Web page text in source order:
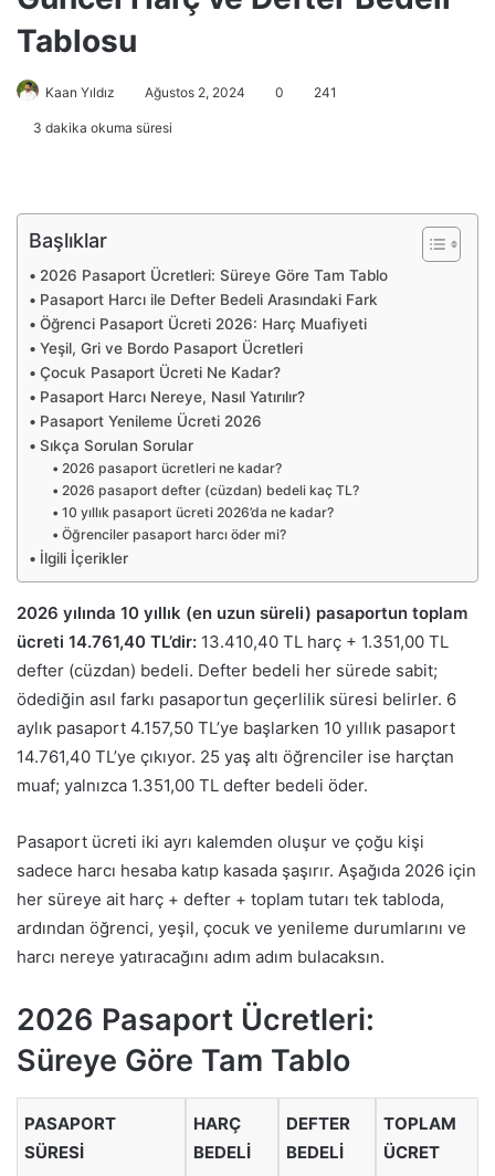
Tablosu
Kaan Yıldız Ağustos 2, 2024 0 241
3 dakika okuma süresi
Başlıklar
2026 Pasaport Ücretleri: Süreye Göre Tam Tablo
Pasaport Harcı ile Defter Bedeli Arasındaki Fark
Öğrenci Pasaport Ücreti 2026: Harç Muafiyeti
Yeşil, Gri ve Bordo Pasaport Ücretleri
Çocuk Pasaport Ücreti Ne Kadar?
Pasaport Harcı Nereye, Nasıl Yatırılır?
Pasaport Yenileme Ücreti 2026
Sıkça Sorulan Sorular
2026 pasaport ücretleri ne kadar?
2026 pasaport defter (cüzdan) bedeli kaç TL?
10 yıllık pasaport ücreti 2026’da ne kadar?
Öğrenciler pasaport harcı öder mi?
İlgili İçerikler
2026 yılında 10 yıllık (en uzun süreli) pasaportun toplam
ücreti 14.761,40 TL’dir: 13.410,40 TL harç + 1.351,00 TL
defter (cüzdan) bedeli. Defter bedeli her sürede sabit;
ödediğin asıl farkı pasaportun geçerlilik süresi belirler. 6
aylık pasaport 4.157,50 TL’ye başlarken 10 yıllık pasaport
14.761,40 TL’ye çıkıyor. 25 yaş altı öğrenciler ise harçtan
muaf; yalnızca 1.351,00 TL defter bedeli öder.
Pasaport ücreti iki ayrı kalemden oluşur ve çoğu kişi
sadece harcı hesaba katıp kasada şaşırır. Aşağıda 2026 için
her süreye ait harç + defter + toplam tutarı tek tabloda,
ardından öğrenci, yeşil, çocuk ve yenileme durumlarını ve
harcı nereye yatıracağını adım adım bulacaksın.
2026 Pasaport Ücretleri:
Süreye Göre Tam Tablo
PASAPORT
SÜRESI
HARÇ
BEDELI
DEFTER
BEDELI
TOPLAM
ÜCRET